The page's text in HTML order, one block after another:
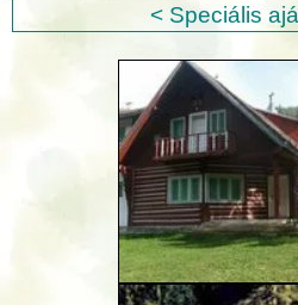
< Speciális